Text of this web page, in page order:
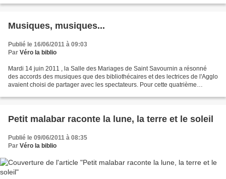
Musiques, musiques...
Publié le 16/06/2011 à 09:03
Par Véro la biblio
Mardi 14 juin 2011 , la Salle des Mariages de Saint Savournin a résonné
des accords des musiques que des bibliothécaires et des lectrices de l'Agglo
avaient choisi de partager avec les spectateurs. Pour cette quatrième
Petit malabar raconte la lune, la terre et le soleil
Publié le 09/06/2011 à 08:35
Par Véro la biblio